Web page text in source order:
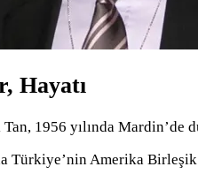
Hayatı
1956 yılında Mardin’de
Türkiye’nin Amerika